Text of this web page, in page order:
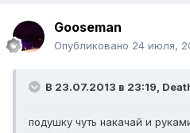
Gooseman
Опубликовано 24 июля,
В 23.07.2013 в 23:19,
подушку чуть накачай и